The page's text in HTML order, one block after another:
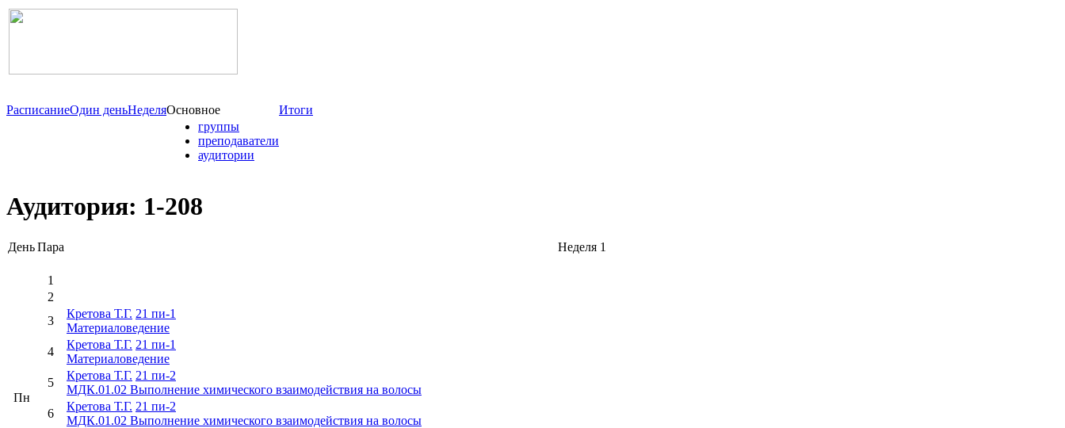
РасписаниеОдин деньНеделяОсновное
Итоги
группы
преподаватели
аудитории
Аудитория: 1-208
ДеньПара Неделя 1
Пн
1
2
3
Кретова Т.Г. 21 пи-1
Материаловедение
4
Кретова Т.Г. 21 пи-1
Материаловедение
5
Кретова Т.Г. 21 пи-2
МДК.01.02 Выполнение химического взаимодействия на волосы
6
Кретова Т.Г. 21 пи-2
МДК.01.02 Выполнение химического взаимодействия на волосы